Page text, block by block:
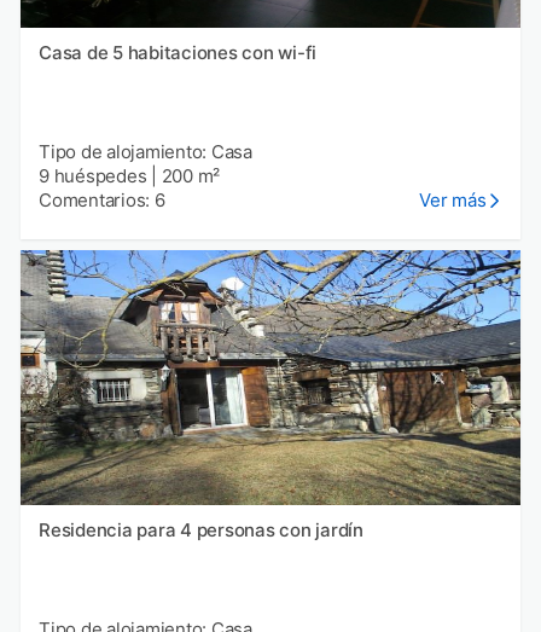
Casa de 5 habitaciones con wi-fi
Tipo de alojamiento: Casa
9 huéspedes
200 m²
Comentarios: 6
Ver más
Residencia para 4 personas con jardín